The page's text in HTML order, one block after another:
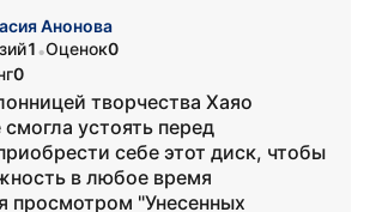
Анонова
1 •Оценок0
0
творчества Хаяо
устоять перед
себе этот диск, чтобы
в любое время
просмотром "Унесенных